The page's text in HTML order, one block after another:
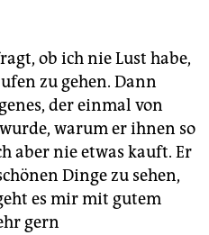
ob ich nie Lust habe,
zu gehen. Dann
der einmal von
warum er ihnen so
aber nie etwas kauft. Er
Dinge zu sehen,
es mir mit gutem
gern